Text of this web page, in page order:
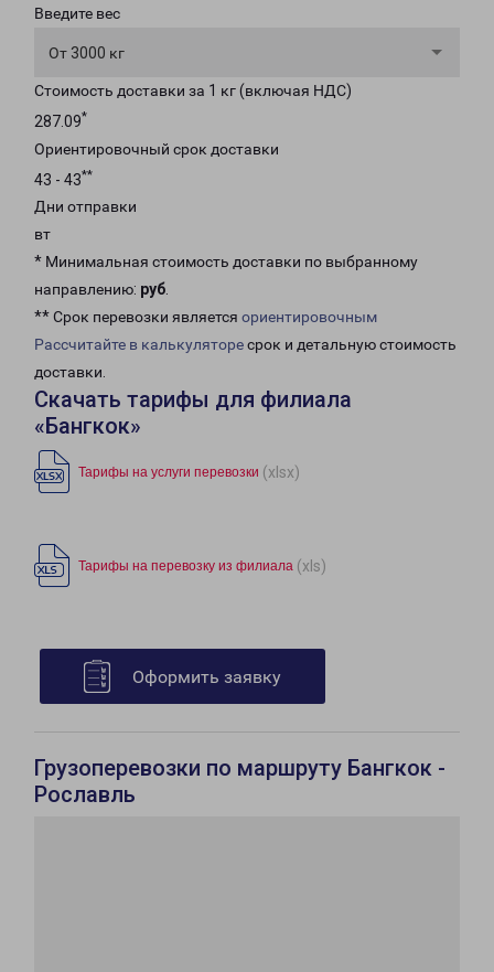
Введите вес
От 3000 кг
Стоимость доставки за 1 кг (включая НДС)
287.09*
Ориентировочный срок доставки
43 - 43**
Дни отправки
вт
* Минимальная стоимость доставки по выбранному
направлению: руб.
** Срок перевозки является ориентировочным
Рассчитайте в калькуляторесрок и детальную стоимость
доставки.
Скачать тарифы для филиала
«Бангкок»
Тарифы на услуги перевозки (xlsx)
Тарифы на перевозку из филиала (xls)
Оформить заявку
Грузоперевозки по маршруту Бангкок -
Рославль